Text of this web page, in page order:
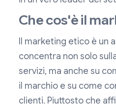
Che cos'è il
Il marketing etico è un
concentra non solo
servizi, ma anche su
il marchio e su come
clienti. Piuttosto che